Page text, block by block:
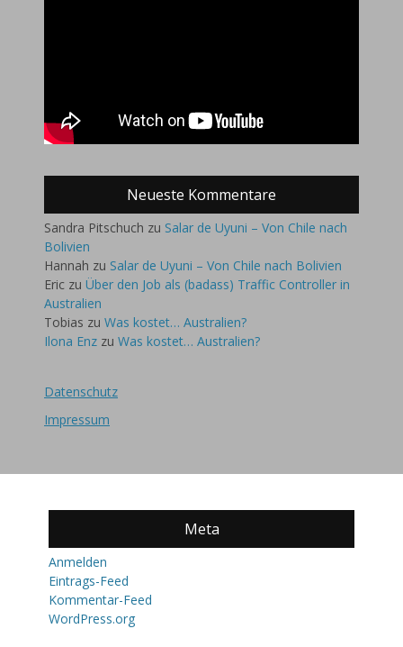
Neueste Kommentare
Sandra Pitschuch zu Salar de Uyuni – Von Chile nach
Bolivien
Hannah zu Salar de Uyuni – Von Chile nach Bolivien
Eric zu Über den Job als (badass) Traffic Controller in
Australien
Tobias zu Was kostet… Australien?
Ilona Enz zu Was kostet… Australien?
Datenschutz
Impressum
Meta
Anmelden
Eintrags-Feed
Kommentar-Feed
WordPress.org